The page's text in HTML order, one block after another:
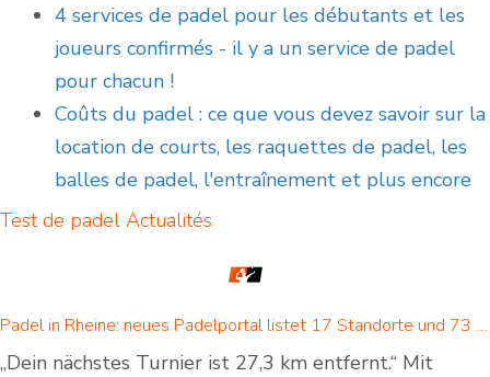
4 services de padel pour les débutants et les
joueurs confirmés - il y a un service de padel
pour chacun !
Coûts du padel : ce que vous devez savoir sur la
location de courts, les raquettes de padel, les
balles de padel, l'entraînement et plus encore
Test de padel Actualités
Padel in Rheine: neues Padelportal listet 17 Standorte und 73 Padel-Courts in Rheine und Umgebung
„Dein nächstes Turnier ist 27,3 km entfernt.“ Mit